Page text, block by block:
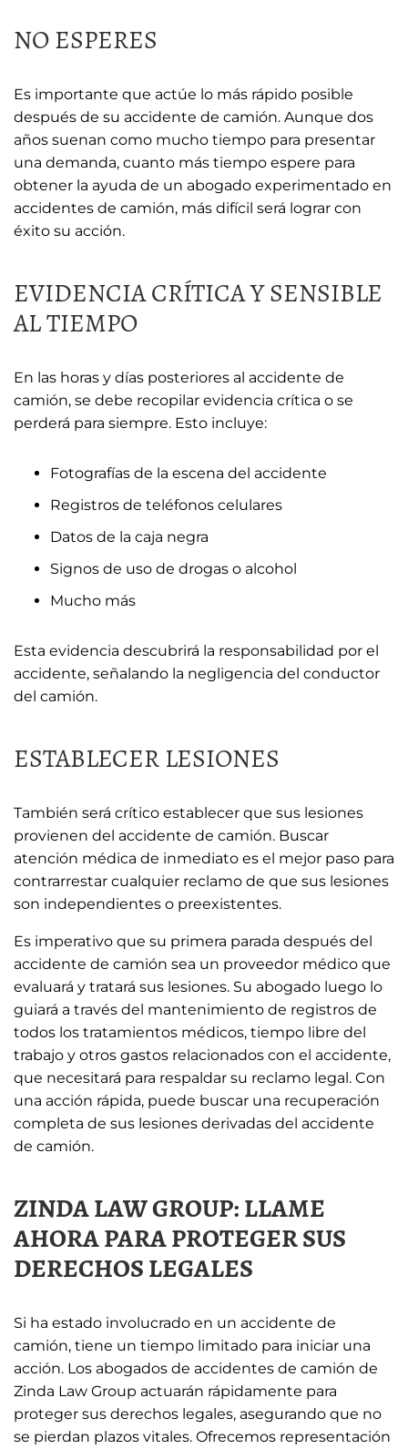
NO ESPERES
Es importante que actúe lo más rápido posible
después de su accidente de camión. Aunque dos
años suenan como mucho tiempo para presentar
una demanda, cuanto más tiempo espere para
obtener la ayuda de un abogado experimentado en
accidentes de camión, más difícil será lograr con
éxito su acción.
EVIDENCIA CRÍTICA Y SENSIBLE
AL TIEMPO
En las horas y días posteriores al accidente de
camión, se debe recopilar evidencia crítica o se
perderá para siempre. Esto incluye:
Fotografías de la escena del accidente
Registros de teléfonos celulares
Datos de la caja negra
Signos de uso de drogas o alcohol
Mucho más
Esta evidencia descubrirá la responsabilidad por el
accidente, señalando la negligencia del conductor
del camión.
ESTABLECER LESIONES
También será crítico establecer que sus lesiones
provienen del accidente de camión. Buscar
atención médica de inmediato es el mejor paso para
contrarrestar cualquier reclamo de que sus lesiones
son independientes o preexistentes.
Es imperativo que su primera parada después del
accidente de camión sea un proveedor médico que
evaluará y tratará sus lesiones. Su abogado luego lo
guiará a través del mantenimiento de registros de
todos los tratamientos médicos, tiempo libre del
trabajo y otros gastos relacionados con el accidente,
que necesitará para respaldar su reclamo legal. Con
una acción rápida, puede buscar una recuperación
completa de sus lesiones derivadas del accidente
de camión.
ZINDA LAW GROUP: LLAME
AHORA PARA PROTEGER SUS
DERECHOS LEGALES
Si ha estado involucrado en un accidente de
camión, tiene un tiempo limitado para iniciar una
acción. Los abogados de accidentes de camión de
Zinda Law Group actuarán rápidamente para
proteger sus derechos legales, asegurando que no
se pierdan plazos vitales. Ofrecemos representación